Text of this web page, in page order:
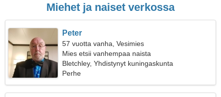
Miehet ja naiset verkossa
Peter
57 vuotta vanha, Vesimies
Mies etsii vanhempaa naista
Bletchley, Yhdistynyt kuningaskunta
Perhe